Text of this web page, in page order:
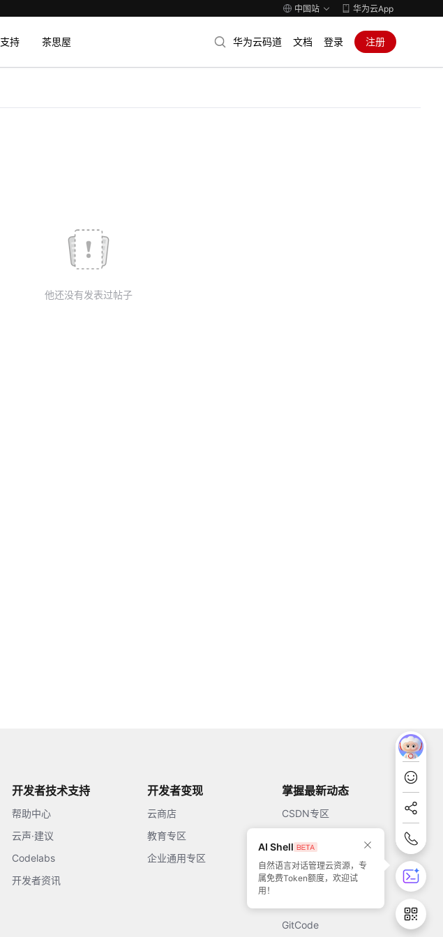
中国站 华为云App
支持 茶思屋 华为云码道 文档 登录 注册
他还没有发表过帖子
开发者技术支持
帮助中心
云声·建议
Codelabs
开发者资讯
开发者变现
云商店
教育专区
企业通用专区
掌握最新动态
CSDN专区
51CTO
GitCode
AI Shell
自然语言对话管理云资源，专
属免费Token额度，欢迎试
用！